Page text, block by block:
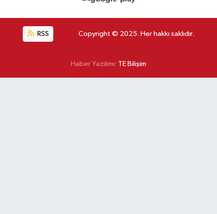
RSS Copyright © 2025. Her hakkı saklıdır.
Haber Yazılımı: TE Bilişim